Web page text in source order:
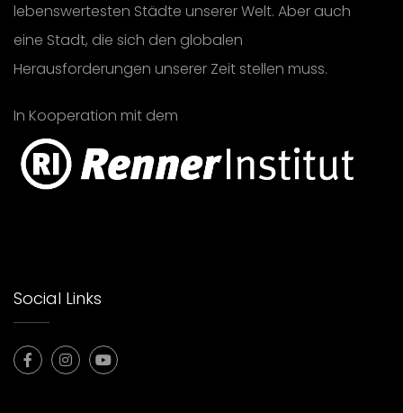
lebenswertesten Städte unserer Welt. Aber auch
eine Stadt, die sich den globalen
Herausforderungen unserer Zeit stellen muss.
In Kooperation mit dem
Social Links